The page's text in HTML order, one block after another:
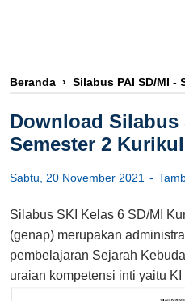
Beranda › Silabus PAI SD/MI -
Download Silabus
Semester 2
Sabtu, 20 November 2021
Silabus SKI Kelas 6 SD/MI
(genap) merupakan
pembelajaran Sejarah
uraian kompetensi inti yaitu KI